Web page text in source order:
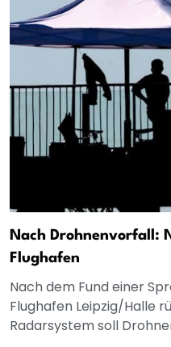
Nach Drohnenvorfall:
Flughafen
Nach dem Fund einer
Flughafen Leipzig/Halle
Radarsystem soll